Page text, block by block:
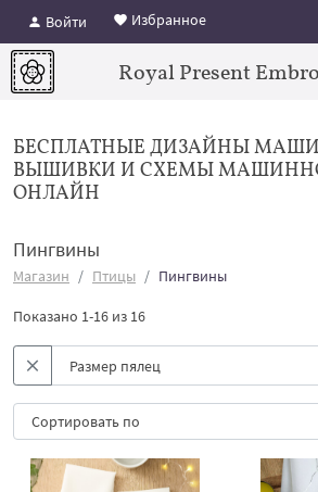
Войти Избранное
Royal Present
БЕСПЛАТНЫЕ ДИЗАЙНЫ
ВЫШИВКИ И СХЕМЫ
ОНЛАЙН
Пингвины
Магазин Птицы Пингвины
Показано 1-16 из 16